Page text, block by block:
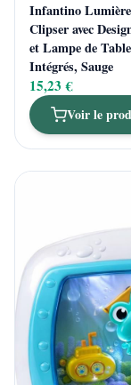
Infantino Lumière
Clipser avec
et Lampe de
Intégrés, Sauge
15,23 €
Voir le